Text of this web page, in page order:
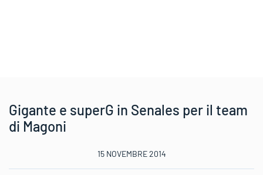
Gigante e superG in Senales per il team
di Magoni
15 NOVEMBRE 2014